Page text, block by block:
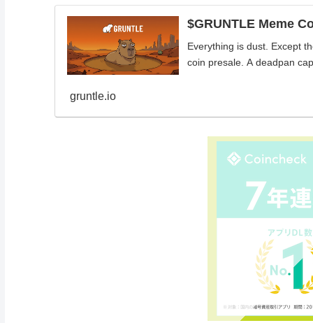
$GRUNTLE Meme
Everything is dust. Except
coin presale. A deadpan
gruntle.io